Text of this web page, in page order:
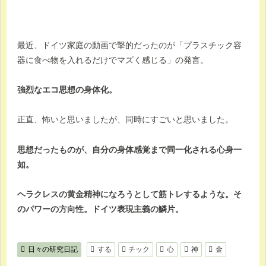
最近、ドイツ家庭の動画で撃的だったのが「プラスチック容
器に食べ物を入れるだけでマズく感じる」の発言。
強烈なエコ思想の身体化。
正直、怖いと思いましたが、同時にすごいと思いました。
思想だったものが、自分の身体感覚まで同一化される心身一
如。
ヘラクレスの黄金精神になろうとして筋トレするような。そ
のパワーの方向性。ドイツ表現主義の鱗片。
日々の研究日記 する チック 心 神 金